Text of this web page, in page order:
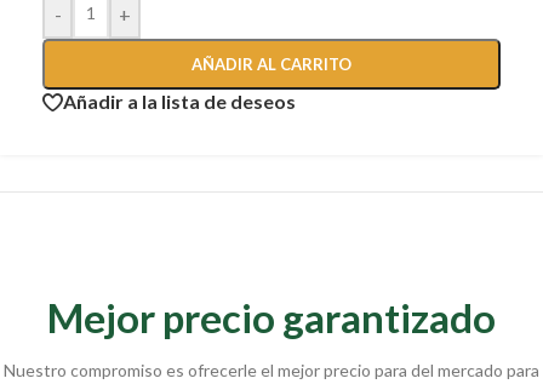
- +
AÑADIR AL CARRITO
Añadir a la lista de deseos
Mejor precio garantizado
Nuestro compromiso es ofrecerle el mejor precio para del mercado para